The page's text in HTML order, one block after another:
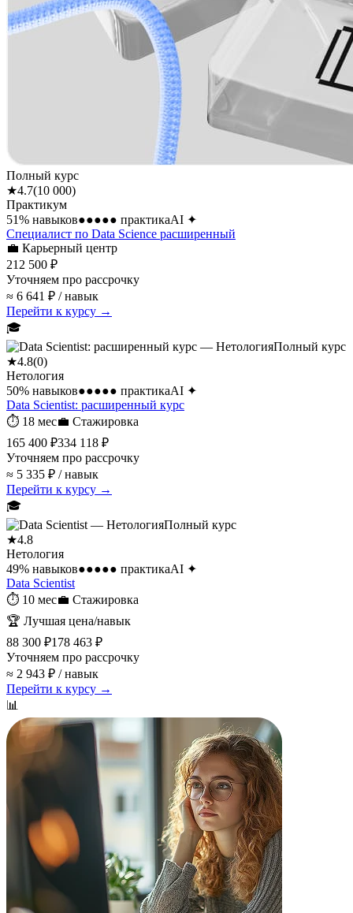
Полный курс
★4.7(10 000)
Практикум
51% навыков●●●●● практикаAI ✦
Специалист по Data Science расширенный
💼 Карьерный центр
212 500 ₽
Уточняем про рассрочку
≈ 6 641 ₽ / навык
Перейти к курсу →
🎓
Полный курс
★4.8(0)
Нетология
50% навыков●●●●● практикаAI ✦
Data Scientist: расширенный курс
⏱ 18 мес💼 Стажировка
165 400 ₽334 118 ₽
Уточняем про рассрочку
≈ 5 335 ₽ / навык
Перейти к курсу →
🎓
Полный курс
★4.8
Нетология
49% навыков●●●●● практикаAI ✦
Data Scientist
⏱ 10 мес💼 Стажировка
🏆 Лучшая цена/навык
88 300 ₽178 463 ₽
Уточняем про рассрочку
≈ 2 943 ₽ / навык
Перейти к курсу →
📊